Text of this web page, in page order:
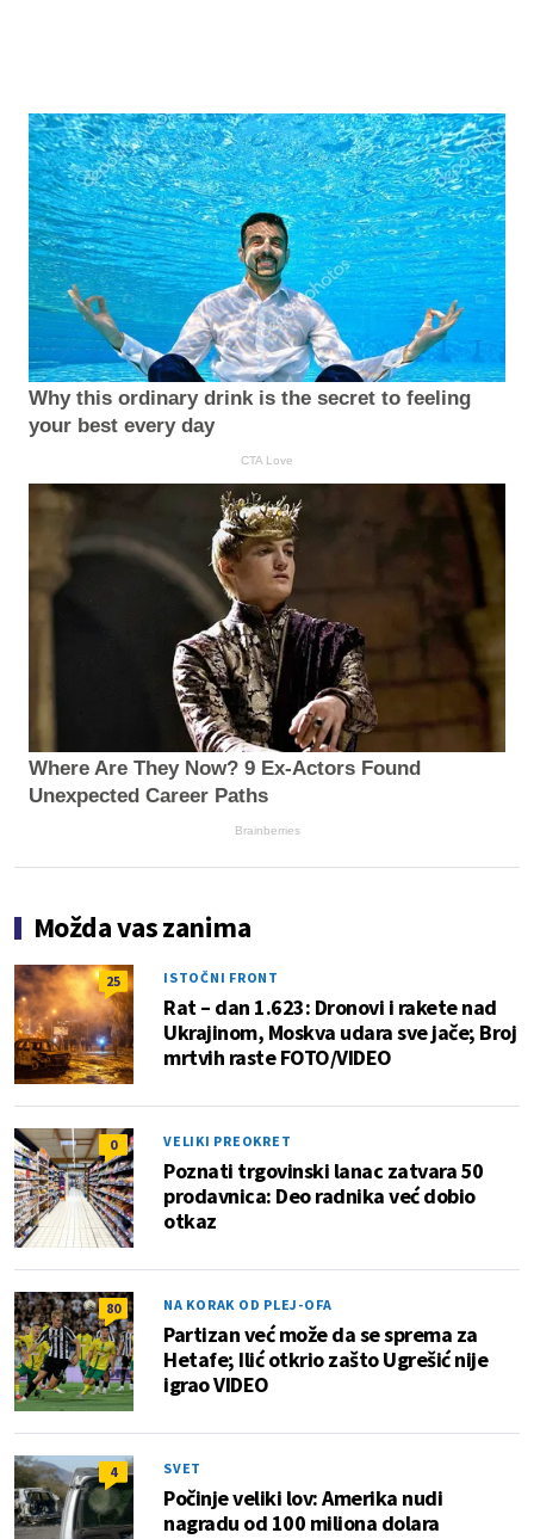
Why this ordinary drink is the secret to feeling
your best every day
CTA Love
Where Are They Now? 9 Ex-Actors Found
Unexpected Career Paths
Brainberries
Možda vas zanima
25 ISTOČNI FRONT
Rat – dan 1.623: Dronovi i rakete nad
Ukrajinom, Moskva udara sve jače; Broj
mrtvih raste FOTO/VIDEO
0 VELIKI PREOKRET
Poznati trgovinski lanac zatvara 50
prodavnica: Deo radnika već dobio
otkaz
80 NA KORAK OD PLEJ-OFA
Partizan već može da se sprema za
Hetafe; Ilić otkrio zašto Ugrešić nije
igrao VIDEO
4 SVET
Počinje veliki lov: Amerika nudi
nagradu od 100 miliona dolara